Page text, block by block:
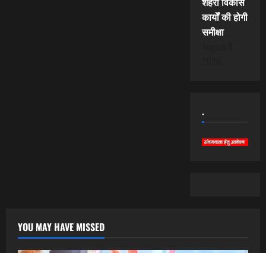
कार्यों की होगी
समीक्षा
.
YOU MAY HAVE MISSED